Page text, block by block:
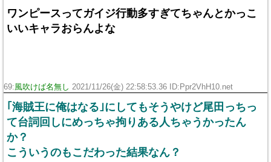
ワンピースってガイジ行動多すぎてちゃんとかっこ
いいキャラおらんよな
69:風吹けば名無し 2021/11/26(金) 22:58:53.36 ID:Ppr2VhH10.net
｢海賊王に俺はなる｣にしてもそうやけど尾田っちっ
て台詞回しにめっちゃ拘りある人ちゃうかったん
か？
こういうのもこだわった結果なん？